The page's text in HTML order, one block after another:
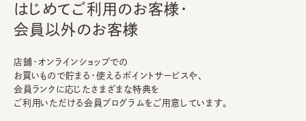
はじめてご利用のお客様・
会員以外のお客様
店舗・オンラインショップでの
お買いもので貯まる・使えるポイントサービスや、
会員ランクに応じたさまざまな特典を
ご利用いただける会員プログラムをご用意しています。